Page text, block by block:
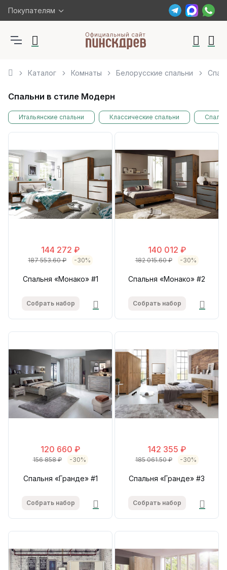
Покупателям
Каталог Комнаты Белорусские спальни
Спальни в стиле Модерн
Итальянские спальни Классические спальни
144 272 ₽
187 553.60 ₽ -30%
Спальня «Монако» #1
Собрать набор
140 012 ₽
182 015.60 ₽ -30%
Спальня «Монако» #2
Собрать набор
120 660 ₽
156 858 ₽ -30%
Спальня «Гранде» #1
Собрать набор
142 355 ₽
185 061.50 ₽ -30%
Спальня «Гранде» #3
Собрать набор